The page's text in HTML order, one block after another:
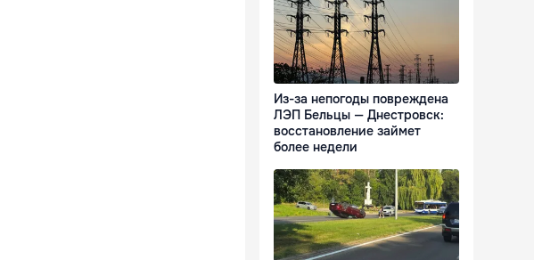
Из-за непогоды повреждена
ЛЭП Бельцы — Днестровск:
восстановление займет
более недели